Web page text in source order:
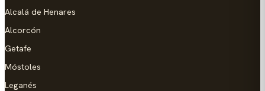
Alcalá de Henares
Alcorcón
Getafe
Móstoles
Leganés